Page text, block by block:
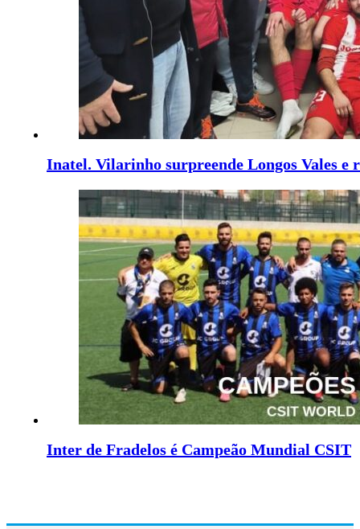
Inatel. Vilarinho surpreende Longos Vales e
Inter de Fradelos é Campeão Mundial CSIT